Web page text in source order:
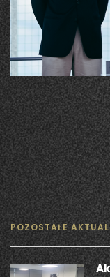
POZOSTAŁE